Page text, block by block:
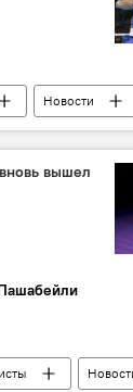
Новости
мира
вышел